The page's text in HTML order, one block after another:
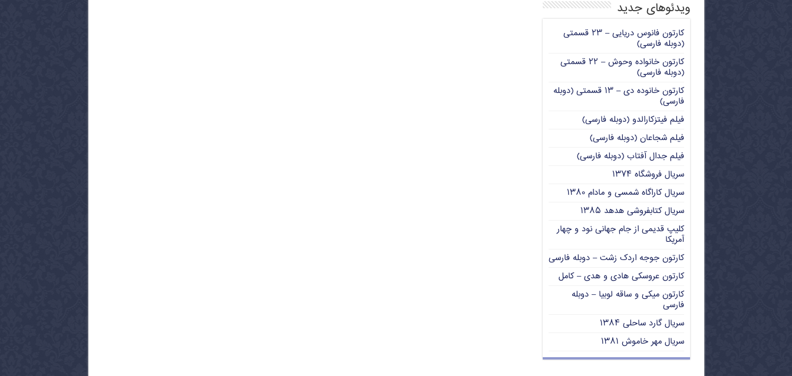
ویدئوهای جدید
کارتون فانوس دریایی – ۲۳ قسمتی
(دوبله فارسی)
کارتون خانواده وحوش – ۲۲ قسمتی
(دوبله فارسی)
کارتون خانوده دی – ۱۳ قسمتی (دوبله
فارسی)
فیلم فیتزکارالدو (دوبله فارسی)
فیلم شجاعان (دوبله فارسی)
فیلم جدال آفتاب (دوبله فارسی)
سریال فروشگاه ۱۳۷۴
سریال کاراگاه شمسی و مادام ۱۳۸۰
سریال کتابفروشی هدهد ۱۳۸۵
کلیپ قدیمی از جام جهانی نود و چهار
آمریکا
کارتون جوجه اردک زشت – دوبله فارسی
کارتون عروسکی هادی و هدی – کامل
کارتون میکی و ساقه لوبیا – دوبله
فارسی
سریال گارد ساحلی ۱۳۸۴
سریال مهر خاموش ۱۳۸۱